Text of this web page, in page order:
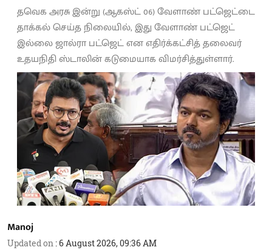
தவெக அரசு இன்று (ஆகஸ்ட் 06) வேளாண் பட்ஜெட்டை
தாக்கல் செய்த நிலையில், இது வேளாண் பட்ஜெட்
இல்லை ஜால்ரா பட்ஜெட் என எதிர்க்கட்சித் தலைவர்
உதயநிதி ஸ்டாலின் கடுமையாக விமர்சித்துள்ளார்.
Manoj
Updated on :6 August 2026, 09:36 AM